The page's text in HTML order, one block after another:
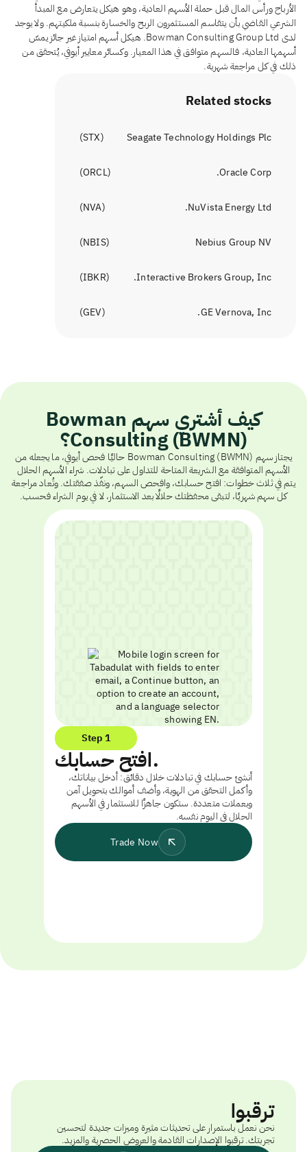
الأرباح ورأس المال قبل حملة الأسهم العادية، وهو هيكل يتعارض مع المبدأ
الشرعي القاضي بأن يتقاسم المستثمرون الربح والخسارة بنسبة ملكيتهم. ولا يوجد
لدى Bowman Consulting Group Ltd. هيكل أسهم امتياز غير جائز يمسّ
أسهمها العادية، فالسهم متوافق في هذا المعيار. وكسائر معايير أيوفي، يُتحقق من
ذلك في كل مراجعة شهرية.
Related stocks
Seagate Technology Holdings Plc
(
STX
)
Oracle Corp.
(
ORCL
)
NuVista Energy Ltd.
(
NVA
)
Nebius Group NV
(
NBIS
)
Interactive Brokers Group, Inc.
(
IBKR
)
GE Vernova, Inc.
(
GEV
)
كيف أشتري سهم Bowman
Consulting (BWMN)؟
يجتاز سهم Bowman Consulting (BWMN) حاليًا فحص أيوفي، ما يجعله من
الأسهم المتوافقة مع الشريعة المتاحة للتداول على تبادلات. شراء الأسهم الحلال
يتم في ثلاث خطوات: افتح حسابك، وافحص السهم، ونفّذ صفقتك. وتُعاد مراجعة
كل سهم شهريًا، لتبقى محفظتك حلالًا بعد الاستثمار، لا في يوم الشراء فحسب.
Step 1
افتح حسابك.
أنشئ حسابك في تبادلات خلال دقائق: أدخل بياناتك،
وأكمل التحقق من الهوية، وأضف أموالك بتحويل آمن
وبعملات متعددة. ستكون جاهزًا للاستثمار في الأسهم
الحلال في اليوم نفسه.
Trade Now
ترقبوا
نحن نعمل باستمرار على تحديثات مثيرة وميزات جديدة لتحسين
تجربتك. ترقبوا الإصدارات القادمة والعروض الحصرية والمزيد.